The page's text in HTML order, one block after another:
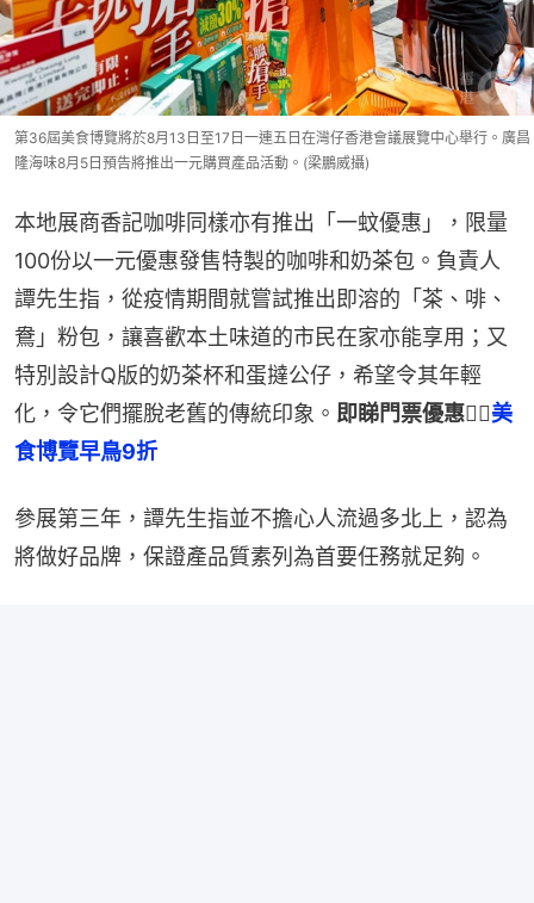
第36屆美食博覽將於8月13日至17日一連五日在灣仔香港會議展覽中心舉行。廣昌
隆海味8月5日預告將推出一元購買產品活動。(梁鵬威攝)
本地展商香記咖啡同樣亦有推出「一蚊優惠」，限量
100份以一元優惠發售特製的咖啡和奶茶包。負責人
譚先生指，從疫情期間就嘗試推出即溶的「茶、啡、
鴦」粉包，讓喜歡本土味道的市民在家亦能享用；又
特別設計Q版的奶茶杯和蛋撻公仔，希望令其年輕
化，令它們擺脫老舊的傳統印象。 即睇門票優惠👉🏻美
食博覽早鳥9折
參展第三年，譚先生指並不擔心人流過多北上，認為
將做好品牌，保證產品質素列為首要任務就足夠。